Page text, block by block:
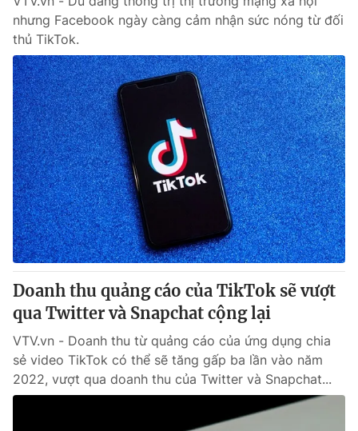
nhưng Facebook ngày càng cảm nhận sức nóng từ đối
thủ TikTok.
Doanh thu quảng cáo của TikTok sẽ vượt
qua Twitter và Snapchat cộng lại
VTV.vn - Doanh thu từ quảng cáo của ứng dụng chia
sẻ video TikTok có thể sẽ tăng gấp ba lần vào năm
2022, vượt qua doanh thu của Twitter và Snapchat...